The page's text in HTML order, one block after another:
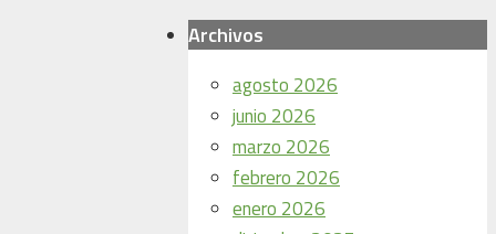
Archivos
agosto 2026
junio 2026
marzo 2026
febrero 2026
enero 2026